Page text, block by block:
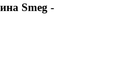
Smeg -